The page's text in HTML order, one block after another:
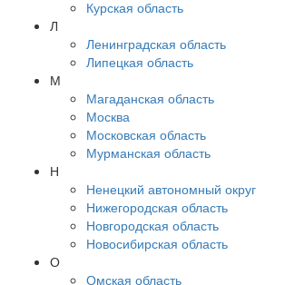
Курская область
Л
Ленинградская область
Липецкая область
М
Магаданская область
Москва
Московская область
Мурманская область
Н
Ненецкий автономный округ
Нижегородская область
Новгородская область
Новосибирская область
О
Омская область